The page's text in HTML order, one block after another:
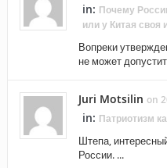
in: Почему
или у Китая своя
Вопреки
не может
Juri Motsilin on
in: Патриотизм
Штепа,
России. ...